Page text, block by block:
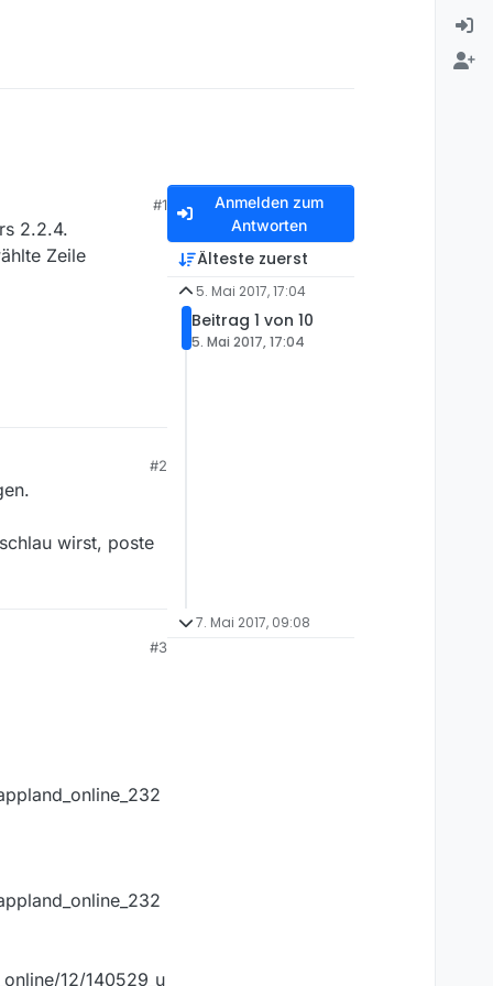
#1
2.2.4.
Zeile
#2
wirst, poste
#3
12/140529_u
Anmelden zum
Antworten
Älteste zuerst
5. Mai 2017, 17:04
Beitrag 1 von 10
5. Mai 2017, 17:04
7. Mai 2017, 09:08